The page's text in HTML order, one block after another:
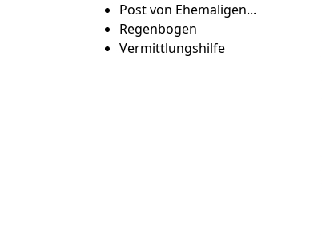
Post von Ehemaligen...
Regenbogen
Vermittlungshilfe